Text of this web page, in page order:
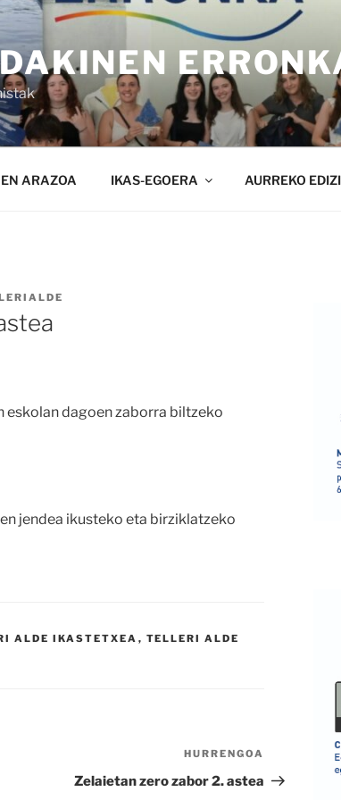
ARAZOA IKAS-EGOERA AURREKO
eskolan dagoen zaborra biltzeko
jendea ikusteko eta birziklatzeko
ALDE IKASTETXEA , TELLERI ALDE
bidalketa
HURRENGOA
Zelaietan zero zabor 2. astea